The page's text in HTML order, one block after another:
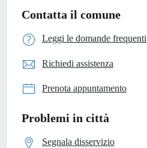
Contatta il comune
Leggi le domande frequenti
Richiedi assistenza
Prenota appuntamento
Problemi in città
Segnala disservizio